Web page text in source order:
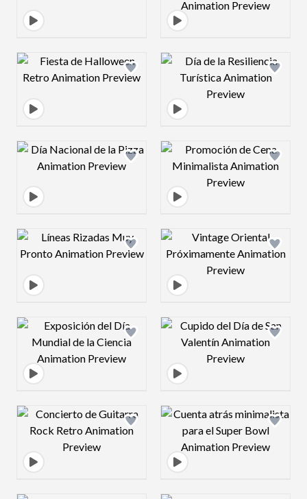
Design preview image Design preview
Design preview image Design preview
Design preview image Design preview
Design preview image Design preview
Design preview image Design preview